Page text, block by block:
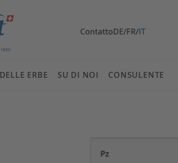
ContattoDE/FR/IT
ERBE SU DI NOI CONSULENTE
Pz